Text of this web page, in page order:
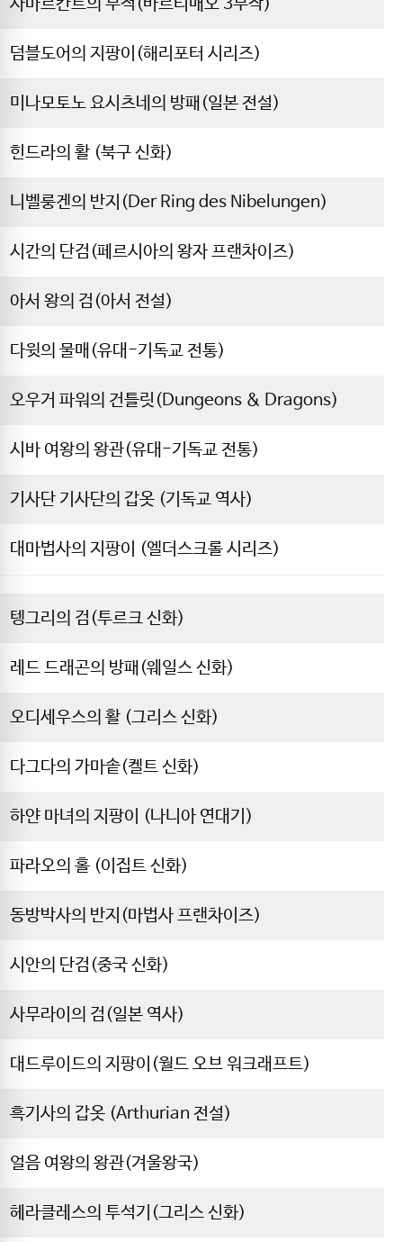
사마르칸트의 부적(바르티매오 3부작)
덤블도어의 지팡이(해리포터 시리즈)
미나모토노 요시츠네의 방패(일본 전설)
힌드라의 활 (북구 신화)
니벨룽겐의 반지(Der Ring des Nibelungen)
시간의 단검(페르시아의 왕자 프랜차이즈)
아서 왕의 검(아서 전설)
다윗의 물매(유대-기독교 전통)
오우거 파워의 건틀릿(Dungeons & Dragons)
시바 여왕의 왕관(유대-기독교 전통)
기사단 기사단의 갑옷 (기독교 역사)
대마법사의 지팡이 (엘더스크롤 시리즈)
텡그리의 검(투르크 신화)
레드 드래곤의 방패(웨일스 신화)
오디세우스의 활 (그리스 신화)
다그다의 가마솥(켈트 신화)
하얀 마녀의 지팡이 (나니아 연대기)
파라오의 홀 (이집트 신화)
동방박사의 반지(마법사 프랜차이즈)
시안의 단검(중국 신화)
사무라이의 검(일본 역사)
대드루이드의 지팡이(월드 오브 워크래프트)
흑기사의 갑옷 (Arthurian 전설)
얼음 여왕의 왕관(겨울왕국)
헤라클레스의 투석기(그리스 신화)